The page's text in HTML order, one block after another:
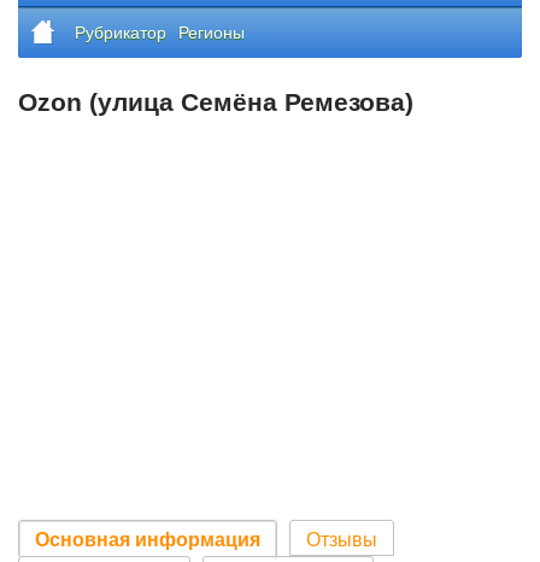
Рубрикатор Регионы
Ozon (улица Семёна Ремезова)
Основная информация
Отзывы